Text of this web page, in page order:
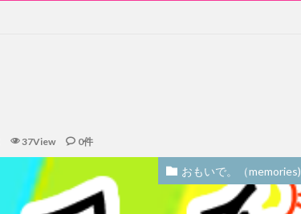
37View 0件
おもいで。（memories)